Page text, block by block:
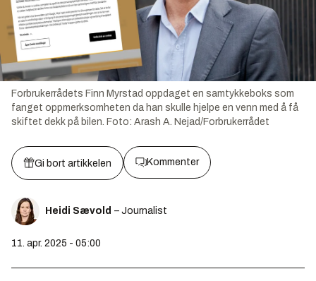
Forbrukerrådets Finn Myrstad oppdaget en samtykkeboks som
fanget oppmerksomheten da han skulle hjelpe en venn med å få
skiftet dekk på bilen. Foto: Arash A. Nejad/Forbrukerrådet
Gi bort artikkelen Kommenter
Heidi Sævold – Journalist
11. apr. 2025 - 05:00